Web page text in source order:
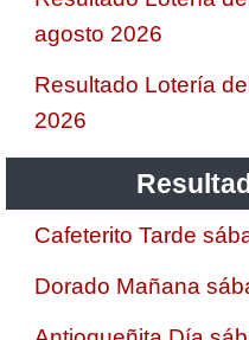
agosto 2026
Resultado Lotería
2026
Cafeterito Tarde
Dorado Mañana